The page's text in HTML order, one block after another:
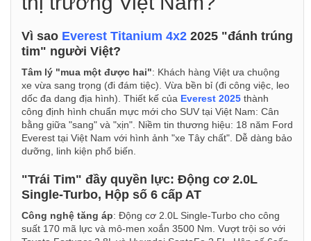
Vì sao Everest Titanium 4x2 2025 "đánh trúng
tim" người Việt?
Tâm lý "mua một được hai": Khách hàng Việt ưa chuộng
xe vừa sang trọng (đi đám tiệc). Vừa bền bỉ (đi công việc, leo
dốc đa dang địa hình). Thiết kế của Everest 2025 thành
công định hình chuẩn mực mới cho SUV tại Việt Nam: Cân
bằng giữa "sang" và "xịn". Niềm tin thương hiệu: 18 năm Ford
Everest tại Việt Nam với hình ảnh "xe Tây chất". Dễ dàng bảo
dưỡng, linh kiện phổ biến.
"Trái Tim" đầy quyền lực: Động cơ 2.0L
Single-Turbo, Hộp số 6 cấp AT
Công nghệ tăng áp: Động cơ 2.0L Single-Turbo cho công
suất 170 mã lực và mô-men xoắn 3500 Nm. Vượt trội so với